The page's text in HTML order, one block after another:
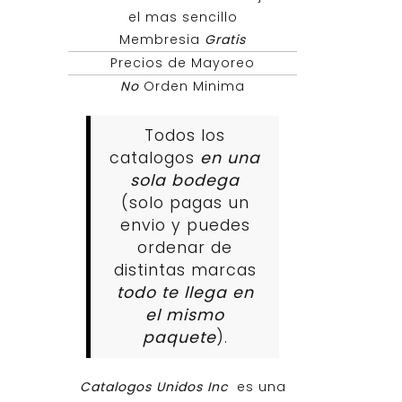
el mas sencillo
Membresia Gratis
Precios de Mayoreo
No Orden Minima
Todos los
catalogos en una
sola bodega
(solo pagas un
envio y puedes
ordenar de
distintas marcas
todo te llega en
el mismo
paquete).
Catalogos Unidos Inc es una